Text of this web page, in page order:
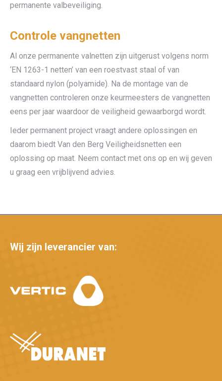
permanente valbeveiliging.
Controle vangnetten
Al onze permanente valnetten zijn uitgerust volgens norm
‘EN 1263-1 netten’ van een roestvast staal of van
standaard nylon (polyamide). Na de montage van de
vangnetten controleren onze keurmeesters de vangnetten
eens per jaar waardoor de veiligheid gewaarborgd wordt.
Ieder permanent project vraagt andere oplossingen en
daarom biedt Van den Berg Veiligheidsnetten een
oplossing op maat. Neem contact met ons op en wij geven
u graag een vrijblijvend advies.
Wij zijn leverancier van: